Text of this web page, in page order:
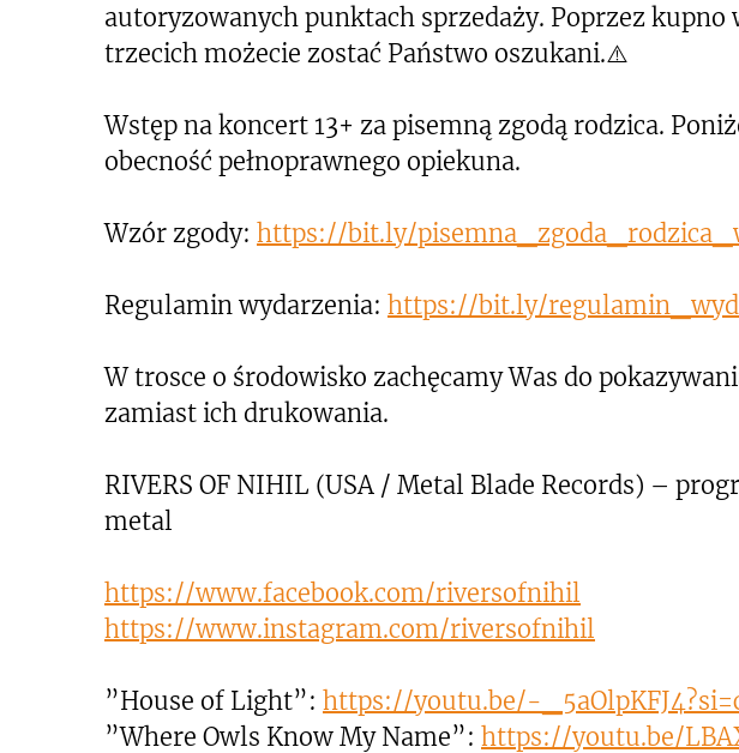
autoryzowanych punktach sprzedaży. Poprzez kupno
trzecich możecie zostać Państwo oszukani.⚠️
Wstęp na koncert 13+ za pisemną zgodą rodzica.
obecność pełnoprawnego opiekuna.
Wzór zgody: https://bit.ly/
Regulamin wydarzenia: https://bit.ly/
W trosce o środowisko zachęcamy Was do
zamiast ich drukowania.
RIVERS OF NIHIL (USA / Metal Blade Records) –
metal
https://www.facebook.com/riversofnihil
https://www.instagram.com/riversofnihil
”House of Light”: https://youtu.be/-
”Where Owls Know My Name”: https://youtu.be/